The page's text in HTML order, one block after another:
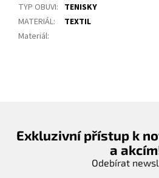
TYP OBUVI: TENISKY
MATERIÁL:
TEXTIL
Materiál:
Exkluzivní přístup k
a
Odebírat